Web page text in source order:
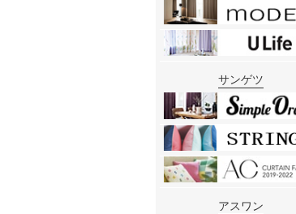
サンゲツ
アスワン